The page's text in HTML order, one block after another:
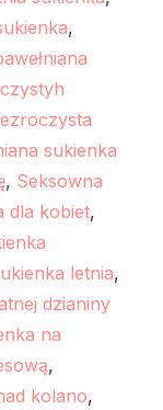
,
sukienka
, Seksowna
dla kobiet,
letnia,
dzianiny
na
,
kolano,